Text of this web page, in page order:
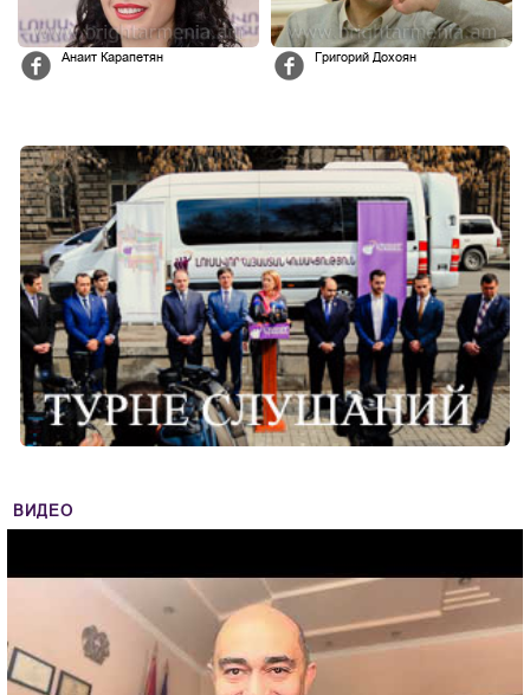
Анаит Карапетян Григорий Дохоян
ВИДЕО